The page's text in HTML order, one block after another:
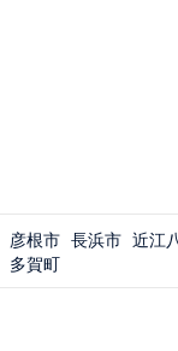
彦根市 長浜市 近江
多賀町